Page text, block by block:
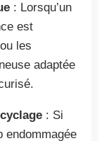
: Lorsqu’un
est
les
adaptée
: Si
endommagée